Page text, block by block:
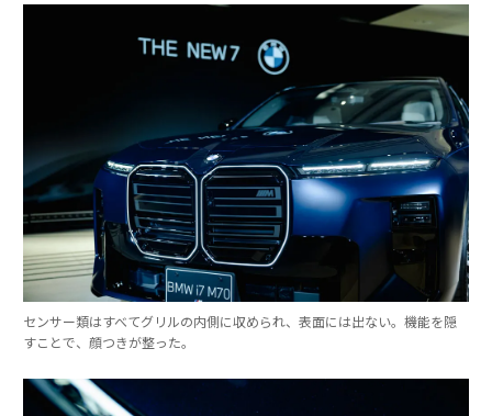
センサー類はすべてグリルの内側に収められ、表面には出ない。機能を隠
すことで、顔つきが整った。